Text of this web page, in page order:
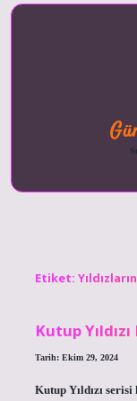
Etiket:
Kutup
Tarih: Ekim 29, 2024
Kutup Yıldızı